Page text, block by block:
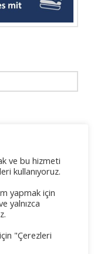
ve bu hizmeti
kullanıyoruz.
yapmak için
yalnızca
"Çerezleri